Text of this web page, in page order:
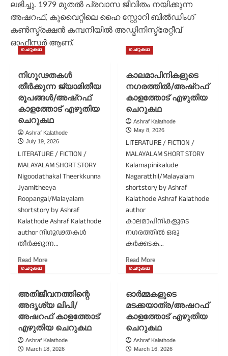
ലഭിച്ചു. 1979 മുതല്‍ പ്രവാസ ജീവിതം നയിക്കുന്ന
അഷറഫ്, കുവൈറ്റിലെ ഹൈ സ്റ്റോറി ബില്‍ഡിംഗ്
കണ്‍സ്ട്രക്ഷന്‍ കമ്പനിയില്‍ അഡ്മിനിസ്ട്രേറ്റീവ്
ഓഫീസര്‍ ആണ്.
ചെറുകഥ
നിഗൂഢതകൾ
തീർക്കുന്ന ജ്യാമിതീയ
രൂപങ്ങൾ/അഷ്റഫ്
കാളത്തോട് എഴുതിയ
ചെറുകഥ
Ashraf Kalathode
July 19, 2026
LITERATURE / FICTION /
MALAYALAM SHORT STORY
Nigoodathakal Theerkkunna
Jyamitheeya
Roopangal/Malayalam
shortstory by Ashraf
Kalathode Ashraf Kalathode
author നിഗൂഢതകൾ
തീർക്കുന്ന...
Read MoreRead
തീർക്കുന്ന
ജ്യാമിതീയ
രൂപങ്ങൾ/
അഷ്റഫ്
എഴുതിയ
ചെറുകഥ
കാലമാപിനികളുടെ
നഗരത്തിൽ/അഷ്റഫ്
കാളത്തോട് എഴുതിയ
ചെറുകഥ
Ashraf Kalathode
May 8, 2026
LITERATURE / FICTION /
MALAYALAM SHORT STORY
Kalamapinikalude
Nagaratthil/Malayalam
shortstory by Ashraf
Kalathode Ashraf Kalathode
author
കാലമാപിനികളുടെ
നഗരത്തിൽ ഒരു
കർക്കടക...
Read MoreRead
നഗരത്തിൽ/
അഷ്റഫ്
കാളത്തോട്
എഴുതിയ
ചെറുകഥ
അതിജീവനത്തിന്റെ
അദൃശ്യ ലിപി/
അഷറഫ് കാളത്തോട്
എഴുതിയ ചെറുകഥ
Ashraf Kalathode
March 18, 2026
ചെറുകഥ
ഓർമ്മകളുടെ
മടക്കയാത്ര/അഷറഫ്
കാളത്തോട് എഴുതിയ
ചെറുകഥ
Ashraf Kalathode
March 16, 2026